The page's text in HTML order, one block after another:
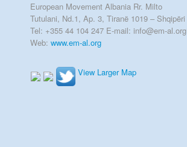
European Movement Albania Rr. Milto
Tutulani, Nd.1, Ap. 3, Tiranë 1019 – Shqipëri
Tel: +355 44 104 247 E-mail: info@em-al.org
Web: www.em-al.org
View Larger Map